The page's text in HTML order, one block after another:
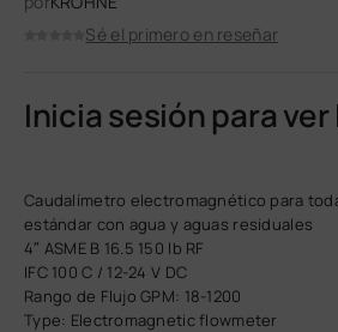
Sé el primero en reseñar
Inicia sesión para
Caudalímetro electromagnético para
estándar con agua y aguas residuales
4″ ASME B 16.5 150 lb RF
IFC 100 C / 12-24 V DC
Rango de Flujo GPM: 18-1200
Type: Electromagnetic flowmeter